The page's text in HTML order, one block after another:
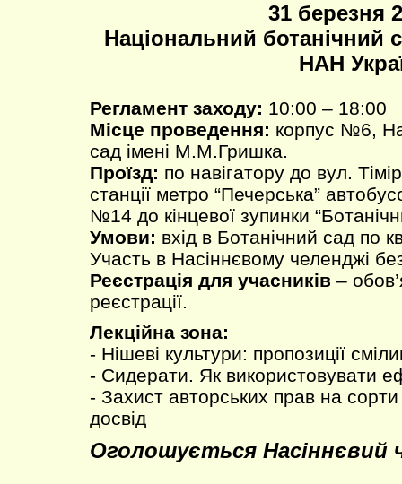
31 березня
Національний ботанічний
НАН
Регламент заходу: 10:00 – 18:00
Місце проведення: корпус №6,
сад імені М.М.Гришка.
Проїзд: по навігатору до вул.
станції метро “Печерська”
№14 до кінцевої зупинки
Умови: вхід в Ботанічний сад по
Участь в Насіннєвому челенджі
Реєстрація для учасників –
реєстрації.
Лекційна зона:
- Нішеві культури: пропозиції
- Сидерати. Як використовувати
- Захист авторських прав на
досвід
Оголошується Насіннєвий